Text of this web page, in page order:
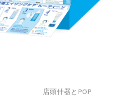
店頭什器とPOP